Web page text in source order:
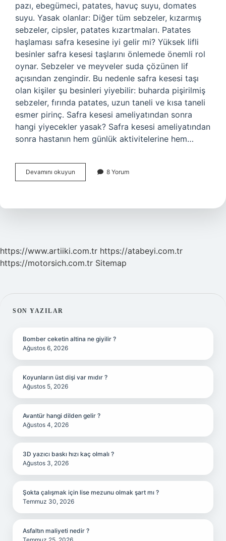
pazı, ebegümeci, patates, havuç suyu, domates
suyu. Yasak olanlar: Diğer tüm sebzeler, kızarmış
sebzeler, cipsler, patates kızartmaları. Patates
haşlaması safra kesesine iyi gelir mi? Yüksek lifli
besinler safra kesesi taşlarını önlemede önemli rol
oynar. Sebzeler ve meyveler suda çözünen lif
açısından zengindir. Bu nedenle safra kesesi taşı
olan kişiler şu besinleri yiyebilir: buharda pişirilmiş
sebzeler, fırında patates, uzun taneli ve kısa taneli
esmer pirinç. Safra kesesi ameliyatından sonra
hangi yiyecekler yasak? Safra kesesi ameliyatından
sonra hastanın hem günlük aktivitelerine hem…
Devamını okuyun
Kesesi
Haşlanmış
8 Yorum
https://www.artiiki.com.tr https://atabeyi.com.tr
https://motorsich.com.tr Sitemap
SIDEBAR
SON YAZILAR
Bomber ceketin altina ne giyilir ?
Ağustos 6, 2026
Koyunların üst dişi var mıdır ?
Ağustos 5, 2026
Avantür hangi dilden gelir ?
Ağustos 4, 2026
3D yazıcı baskı hızı kaç olmalı ?
Ağustos 3, 2026
Şokta çalışmak için lise mezunu olmak şart mı ?
Temmuz 30, 2026
Asfaltın maliyeti nedir ?